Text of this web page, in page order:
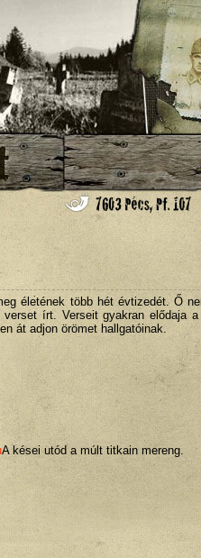
életének több hét évtizedét. Ő
írt. Verseit gyakran elődaja
át adjon örömet hallgatóinak.
A kései utód a múlt titkain mereng.